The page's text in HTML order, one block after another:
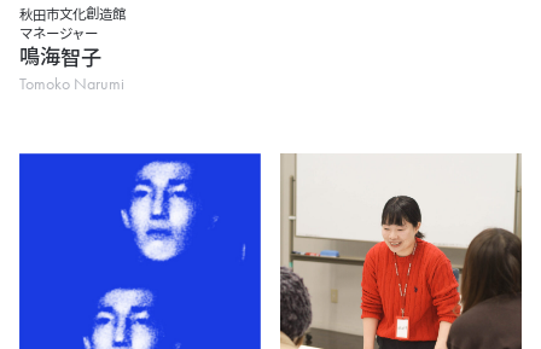
鳴海智子
Tomoko Narumi
秋田市文化創造館
マネージャー